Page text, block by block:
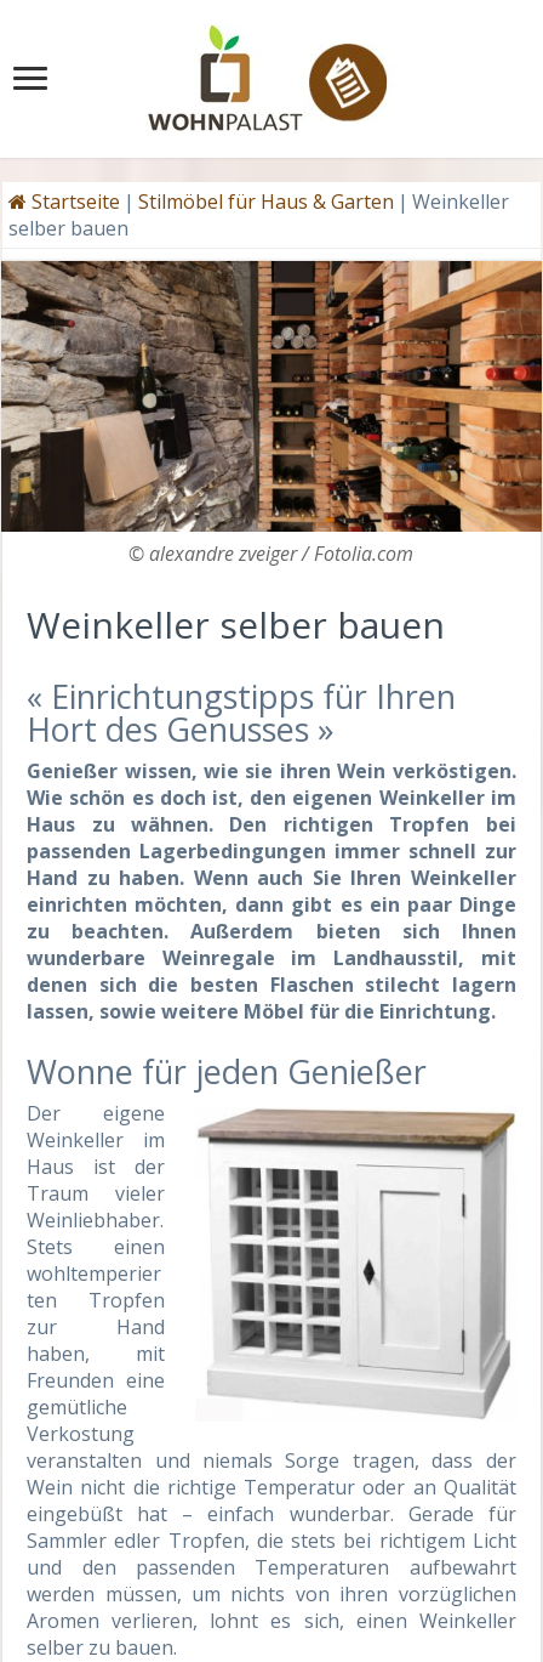
Startseite | Stilmöbel für Haus & Garten | Weinkeller
selber bauen
© alexandre zveiger / Fotolia.com
Weinkeller selber bauen
« Einrichtungstipps für Ihren
Hort des Genusses »
Genießer wissen, wie sie ihren Wein verköstigen.
Wie schön es doch ist, den eigenen Weinkeller im
Haus zu wähnen. Den richtigen Tropfen bei
passenden Lagerbedingungen immer schnell zur
Hand zu haben. Wenn auch Sie Ihren Weinkeller
einrichten möchten, dann gibt es ein paar Dinge
zu beachten. Außerdem bieten sich Ihnen
wunderbare Weinregale im Landhausstil, mit
denen sich die besten Flaschen stilecht lagern
lassen, sowie weitere Möbel für die Einrichtung.
Wonne für jeden Genießer
Der eigene
Weinkeller im
Haus ist der
Traum vieler
Weinliebhaber.
Stets einen
wohltemperier
ten Tropfen
zur Hand
haben, mit
Freunden eine
gemütliche
Verkostung
veranstalten und niemals Sorge tragen, dass der
Wein nicht die richtige Temperatur oder an Qualität
eingebüßt hat – einfach wunderbar. Gerade für
Sammler edler Tropfen, die stets bei richtigem Licht
und den passenden Temperaturen aufbewahrt
werden müssen, um nichts von ihren vorzüglichen
Aromen verlieren, lohnt es sich, einen Weinkeller
selber zu bauen.